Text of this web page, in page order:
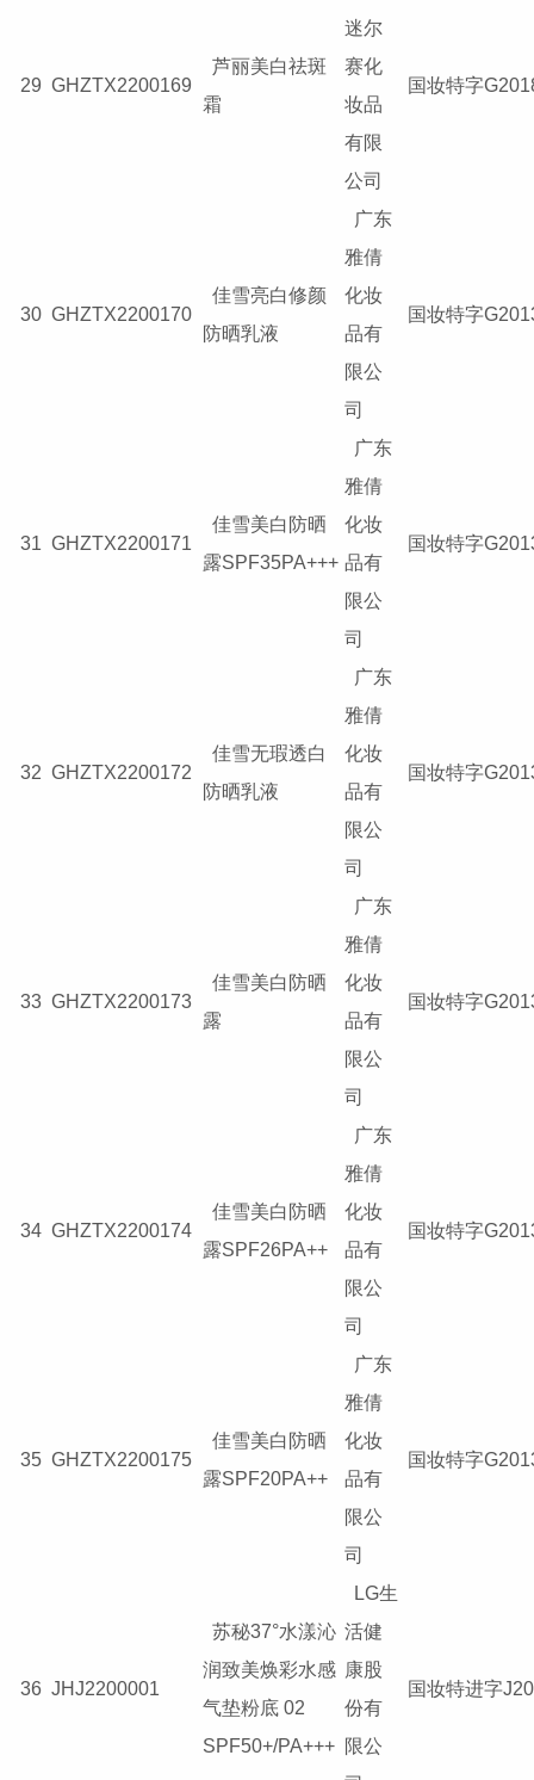
29 GHZTX2200169
芦丽美白祛斑
霜
迷尔
赛化
妆品
有限
公司
国妆特字
30 GHZTX2200170
佳雪亮白修颜
防晒乳液
广东
雅倩
化妆
品有
限公
司
国妆特字
31 GHZTX2200171
佳雪美白防晒
露SPF35PA+++
广东
雅倩
化妆
品有
限公
司
国妆特字
32 GHZTX2200172
佳雪无瑕透白
防晒乳液
广东
雅倩
化妆
品有
限公
司
国妆特字
33 GHZTX2200173
佳雪美白防晒
露
广东
雅倩
化妆
品有
限公
司
国妆特字
34 GHZTX2200174
佳雪美白防晒
露SPF26PA++
广东
雅倩
化妆
品有
限公
司
国妆特字
35 GHZTX2200175
佳雪美白防晒
露SPF20PA++
广东
雅倩
化妆
品有
限公
司
国妆特字
36 JHJ2200001
苏秘37°水漾沁
润致美焕彩水感
气垫粉底 02
SPF50+/PA+++
LG生
活健
康股
份有
限公
国妆特进字